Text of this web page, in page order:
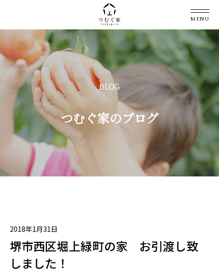
MENU
BLOG
つむぐ家のブログ
2018年1月31日
堺市西区堀上緑町の家 お引渡し致
しました！